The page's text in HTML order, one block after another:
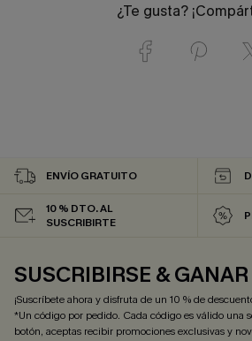
¿Te gusta?
ENVÍO GRATUITO
10 % DTO. AL
SUSCRIBIRTE
SUSCRIBIRSE &
¡Suscríbete ahora y disfruta de un 10 % de
*Un código por pedido. Cada código es válido una
botón, aceptas recibir promociones exclusivas y